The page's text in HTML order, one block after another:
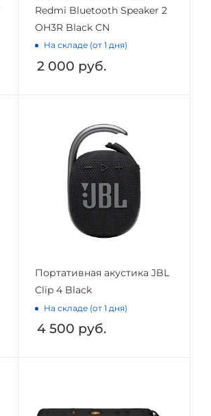
Redmi Bluetooth Speaker 2
OH3R Black CN
На складе (от 1 дня)
2 000 руб.
Портативная акустика JBL
Clip 4 Black
На складе (от 1 дня)
4 500 руб.